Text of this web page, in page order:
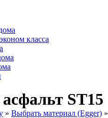
класса
ST15
» Выбрать материал (Egger) »